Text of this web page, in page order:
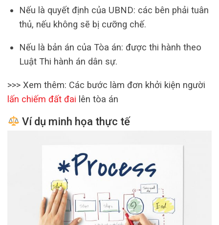
Nếu là quyết định của UBND: các bên phải tuân
thủ, nếu không sẽ bị cưỡng chế.
Nếu là bản án của Tòa án: được thi hành theo
Luật Thi hành án dân sự.
>>> Xem thêm: Các bước làm đơn khởi kiện người
lấn chiếm đất đai lên tòa án
Ví dụ minh họa thực tế